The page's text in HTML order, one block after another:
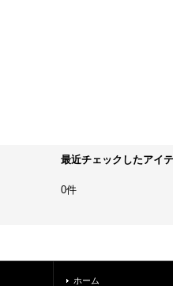
最近チェックしたアイ
0件
ホーム